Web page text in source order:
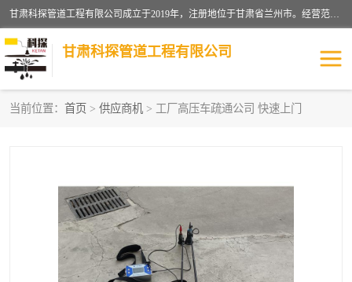
甘肃科探管道工程有限公司成立于2019年，注册地位于甘肃省兰州市。经营范围包括管道安装、清洗、疏通、维修、检测，防水工程，工程钻孔，化粪池清理，暖气安装，给排水管道安装维修，室内外管道如消防、供水、供热管道漏水检测定位，室内外防水堵漏等。
甘肃科探管道工程有限公司
当前位置： 首页 > 供应商机 > 工厂高压车疏通公司 快速上门
供热管道漏水
自来水管漏水 管道疏通